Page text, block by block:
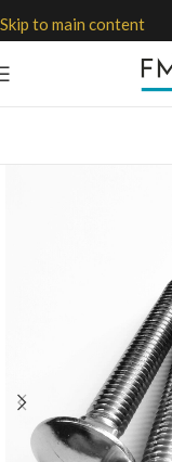
Skip to main content